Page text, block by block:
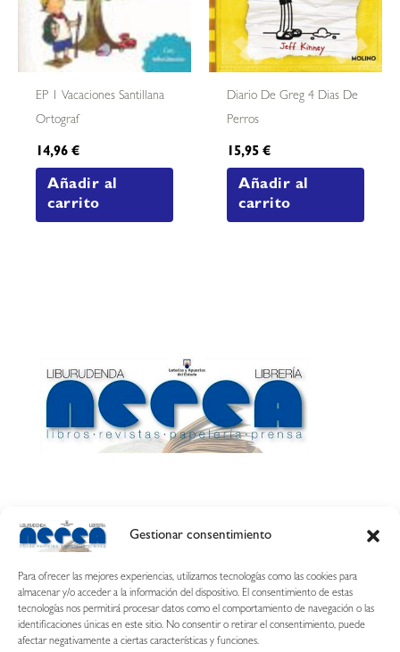
Gestionar consentimiento
Para ofrecer las mejores experiencias, utilizamos tecnologías como las cookies para
almacenar y/o acceder a la información del dispositivo. El consentimiento de estas
tecnologías nos permitirá procesar datos como el comportamiento de navegación o las
identificaciones únicas en este sitio. No consentir o retirar el consentimiento, puede
afectar negativamente a ciertas características y funciones.
EP 1 Vacaciones Santillana
Ortograf
14,96€
Añadir al
carrito
Diario De Greg 4 Dias De
Perros
15,95€
Añadir al
carrito
Calle Esquíroz, 27
687 54 31 70
nerearetamonge@gmail.com